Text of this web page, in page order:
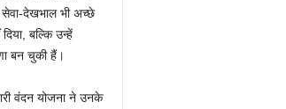
सेवा-देखभाल भी अच्छे
बल्कि उन्हें
बन चुकी हैं।
वंदन योजना ने उनके